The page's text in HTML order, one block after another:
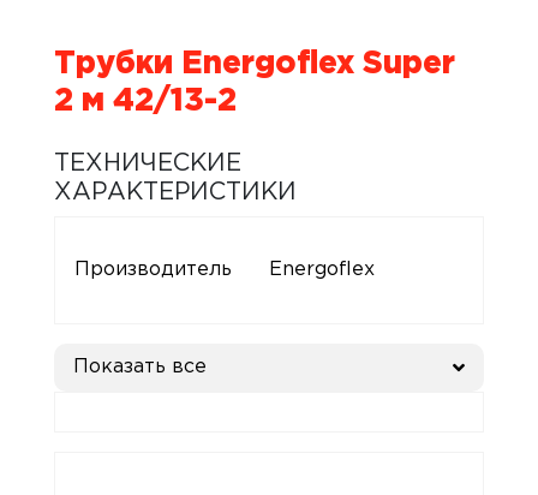
Трубки Energoflex Super
2 м 42/13-2
ТЕХНИЧЕСКИЕ
ХАРАКТЕРИСТИКИ
Производитель Energoflex
Показать все